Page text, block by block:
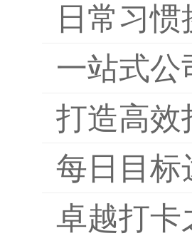
日常习
一站式公
打造高效
每日目标
卓越打卡